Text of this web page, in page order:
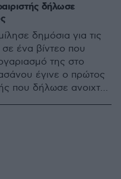
δήλωσε
δημόσια για τις
ένα βίντεο που
της στο
έγινε ο πρώτος
που δήλωσε ανοιχτά